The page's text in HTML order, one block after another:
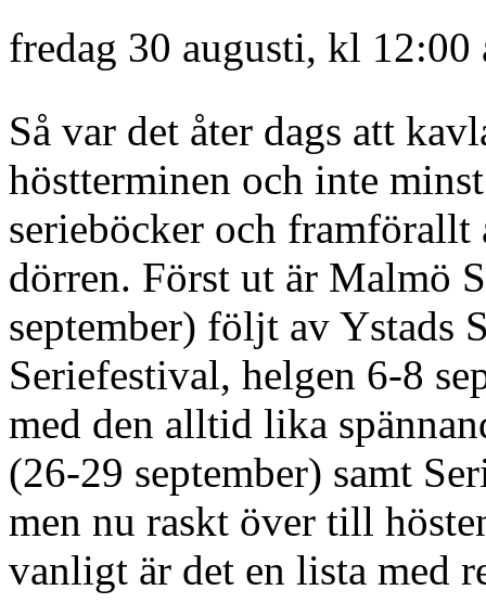
fredag 30 augusti, kl
Så var det åter dags att
höstterminen och inte
serieböcker och
dörren. Först ut är Malmö
september) följt av Ystads
Seriefestival, helgen 6-8
med den alltid lika
(26-29 september) samt
men nu raskt över till
vanligt är det en lista med